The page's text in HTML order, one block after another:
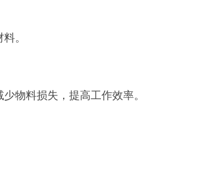
。
物料损失，提高工作效率。